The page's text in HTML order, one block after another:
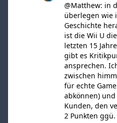
@Matthew: in
überlegen wie
Geschichte
ist die Wii U
letzten 15
gibt es
ansprechen.
zwischen
für echte
abkönnen)
Kunden, den
2 Punkten